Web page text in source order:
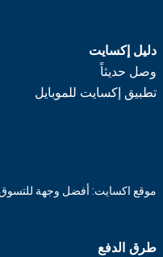
دليل إكسايت
وصل حديثاً
تطبيق إكسايت للموبايل
موقع اكسايت: أفضل وجهة للتسوق
طرق الدفع